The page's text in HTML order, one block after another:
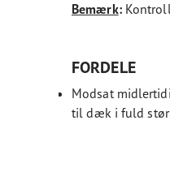
Bemærk:
FORDELE
Modsat
til dæk i fuld